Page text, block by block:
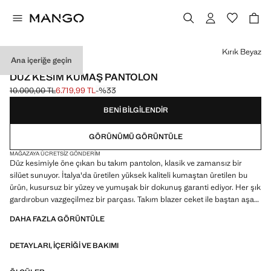
Ana içeriğe geçin
CAPSULE
DÜZ KESIM KUMAŞ PANTOLON
Üstü çizili ilk fiyat [10.000,00 TL ]
10.000,00 TL
Güncel fiyat [6.719,99 TL ]
6.719,99 TL-%33
Bir renk seçin
Kırık Beyaz
BENI BILGILENDIR
GÖRÜNÜMÜ GÖRÜNTÜLE
MAĞAZAYA ÜCRETSIZ GÖNDERIM
Düz kesimiyle öne çıkan bu takım pantolon, klasik ve zamansız bir
silüet sunuyor. İtalya'da üretilen yüksek kaliteli kumaştan üretilen bu
ürün, kusursuz bir yüzey ve yumuşak bir dokunuş garanti ediyor. Her şık
gardırobun vazgeçilmez bir parçası. Takım blazer ceket ile baştan aşağı
Uzun tasarım. Orta bel. Arka kısımda iki cep. Düğme, kanca ve gizli
look. CAPSULE koleksiyonundaki ürünler, gönderim tarihinden itibaren
DAHA FAZLA GÖRÜNTÜLE
DETAYLARI, IÇERIĞI VE BAKIMI